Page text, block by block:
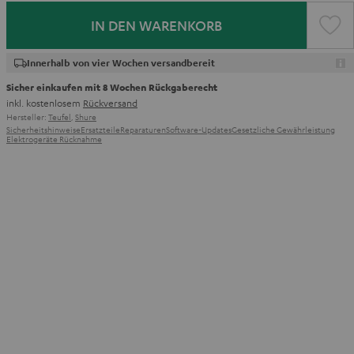
IN DEN WARENKORB
Innerhalb von vier Wochen versandbereit
Sicher einkaufen mit 8 Wochen Rückgaberecht
inkl. kostenlosem Rückversand
Hersteller: Teufel, Shure
SicherheitshinweiseErsatzteileReparaturenSoftware-UpdatesGesetzliche Gewährleistung
Elektrogeräte Rücknahme